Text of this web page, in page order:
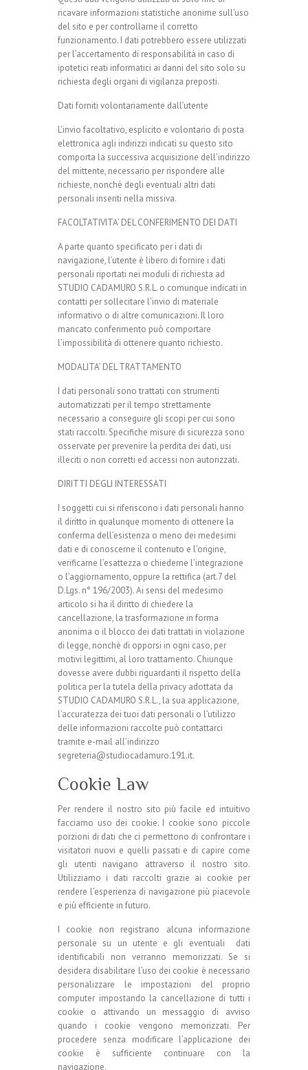
ricavare informazioni statistiche anonime sull’uso
del sito e per controllarne il corretto
funzionamento. I dati potrebbero essere utilizzati
per l’accertamento di responsabilità in caso di
ipotetici reati informatici ai danni del sito solo su
richiesta degli organi di vigilanza preposti.
Dati forniti volontariamente dall’utente
L’invio facoltativo, esplicito e volontario di posta
elettronica agli indirizzi indicati su questo sito
comporta la successiva acquisizione dell’indirizzo
del mittente, necessario per rispondere alle
richieste, nonchè degli eventuali altri dati
personali inseriti nella missiva.
FACOLTATIVITA’ DEL CONFERIMENTO DEI DATI
A parte quanto specificato per i dati di
navigazione, l’utente è libero di fornire i dati
personali riportati nei moduli di richiesta ad
STUDIO CADAMURO S.R.L. o comunque indicati in
contatti per sollecitare l’invio di materiale
informativo o di altre comunicazioni. Il loro
mancato conferimento può comportare
l’impossibilità di ottenere quanto richiesto.
MODALITA’ DEL TRATTAMENTO
I dati personali sono trattati con strumenti
automatizzati per il tempo strettamente
necessario a conseguire gli scopi per cui sono
stati raccolti. Specifiche misure di sicurezza sono
osservate per prevenire la perdita dei dati, usi
illeciti o non corretti ed accessi non autorizzati.
DIRITTI DEGLI INTERESSATI
I soggetti cui si riferiscono i dati personali hanno
il diritto in qualunque momento di ottenere la
conferma dell’esistenza o meno dei medesimi
dati e di conoscerne il contenuto e l’origine,
verificarne l’esattezza o chiederne l’integrazione
o l’aggiornamento, oppure la rettifica (art.7 del
D.Lgs. n° 196/2003). Ai sensi del medesimo
articolo si ha il diritto di chiedere la
cancellazione, la trasformazione in forma
anonima o il blocco dei dati trattati in violazione
di legge, nonchè di opporsi in ogni caso, per
motivi legittimi, al loro trattamento. Chiunque
dovesse avere dubbi riguardanti il rispetto della
politica per la tutela della privacy adottata da
STUDIO CADAMURO S.R.L., la sua applicazione,
l’accuratezza dei tuoi dati personali o l’utilizzo
delle informazioni raccolte può contattarci
tramite e-mail all’indirizzo
segreteria@studiocadamuro.191.it.
Cookie Law
Per rendere il nostro sito più facile ed intuitivo
facciamo uso dei cookie. I cookie sono piccole
porzioni di dati che ci permettono di confrontare i
visitatori nuovi e quelli passati e di capire come
gli utenti navigano attraverso il nostro sito.
Utilizziamo i dati raccolti grazie ai cookie per
rendere l’esperienza di navigazione più piacevole
e più efficiente in futuro.
I cookie non registrano alcuna informazione
personale su un utente e gli eventuali dati
identificabili non verranno memorizzati. Se si
desidera disabilitare l’uso dei cookie è necessario
personalizzare le impostazioni del proprio
computer impostando la cancellazione di tutti i
cookie o attivando un messaggio di avviso
quando i cookie vengono memorizzati. Per
procedere senza modificare l’applicazione dei
cookie è sufficiente continuare con la
navigazione.